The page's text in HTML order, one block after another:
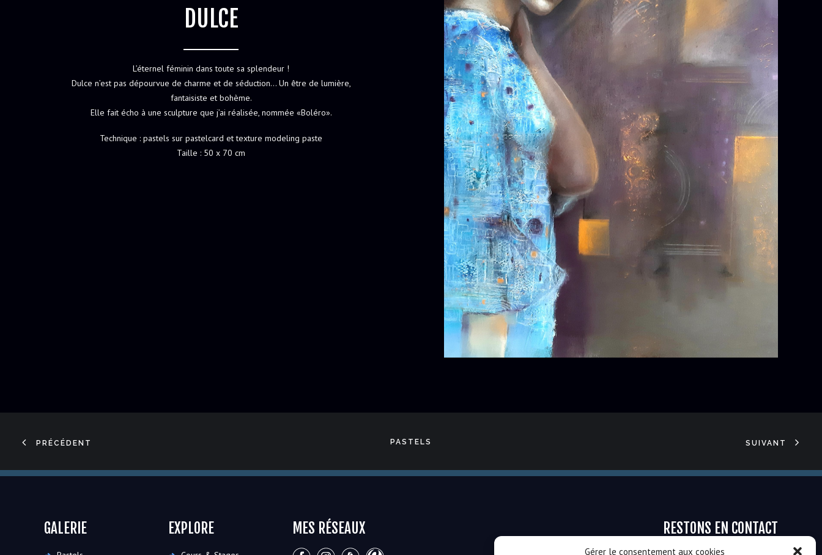
Gérer le consentement aux cookies
DULCE
L’éternel féminin dans toute sa splendeur !
Dulce n’est pas dépourvue de charme et de séduction… Un être de lumière,
fantaisiste et bohème.
Elle fait écho à une sculpture que j’ai réalisée, nommée «Boléro».
Technique : pastels sur pastelcard et texture modeling paste
Taille : 50 x 70 cm
PRÉCÉDENT PASTELS SUIVANT
GALERIE EXPLORE MES RÉSEAUX RESTONS EN CONTACT